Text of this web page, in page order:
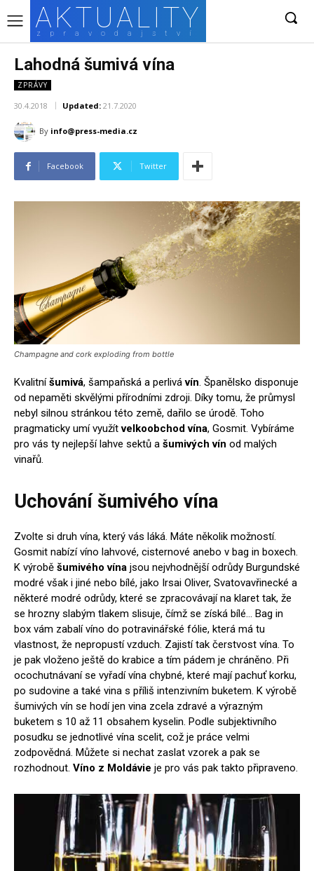
AKTUALITY
zpravodajství
Lahodná šumivá vína
ZPRÁVY
30.4.2018 Updated: 21.7.2020
By info@press-media.cz
Facebook Twitter
Champagne and cork exploding from bottle
Kvalitníšumivá, šampaňská a perlivávín. Španělsko disponuje
od nepaměti skvělými přírodními zdroji. Díky tomu, že průmysl
nebyl silnou stránkou této země, dařilo se úrodě. Toho
pragmaticky umí využítvelkoobchod vína, Gosmit. Vybíráme
pro vás ty nejlepší lahve sektů a šumivých vín od malých
vinařů.
Uchování šumivého vína
Zvolte si druh vína, který vás láká. Máte několik možností.
Gosmit nabízí víno lahvové, cisternové anebo v bag in boxech.
K výrobě šumivého vína jsou nejvhodnější odrůdy Burgundské
modré však i jiné nebo bílé, jako Irsai Oliver, Svatovavřinecké a
některé modré odrůdy, které se zpracovávají na klaret tak, že
se hrozny slabým tlakem slisuje, čímž se získá bílé… Bag in
box vám zabalí víno do potravinářské fólie, která má tu
vlastnost, že nepropustí vzduch. Zajistí tak čerstvost vína. To
je pak vloženo ještě do krabice a tím pádem je chráněno. Při
ocochutnávaní se vyřadí vína chybné, které mají pachuť korku,
po sudovine a také vina s příliš intenzivním buketem. K výrobě
šumivých vín se hodí jen vina zcela zdravé a výrazným
buketem s 10 až 11 obsahem kyselin. Podle subjektivního
posudku se jednotlivé vína scelit, což je práce velmi
zodpovědná. Můžete si nechat zaslat vzorek a pak se
rozhodnout. Víno z Moldávie je pro vás pak takto připraveno.